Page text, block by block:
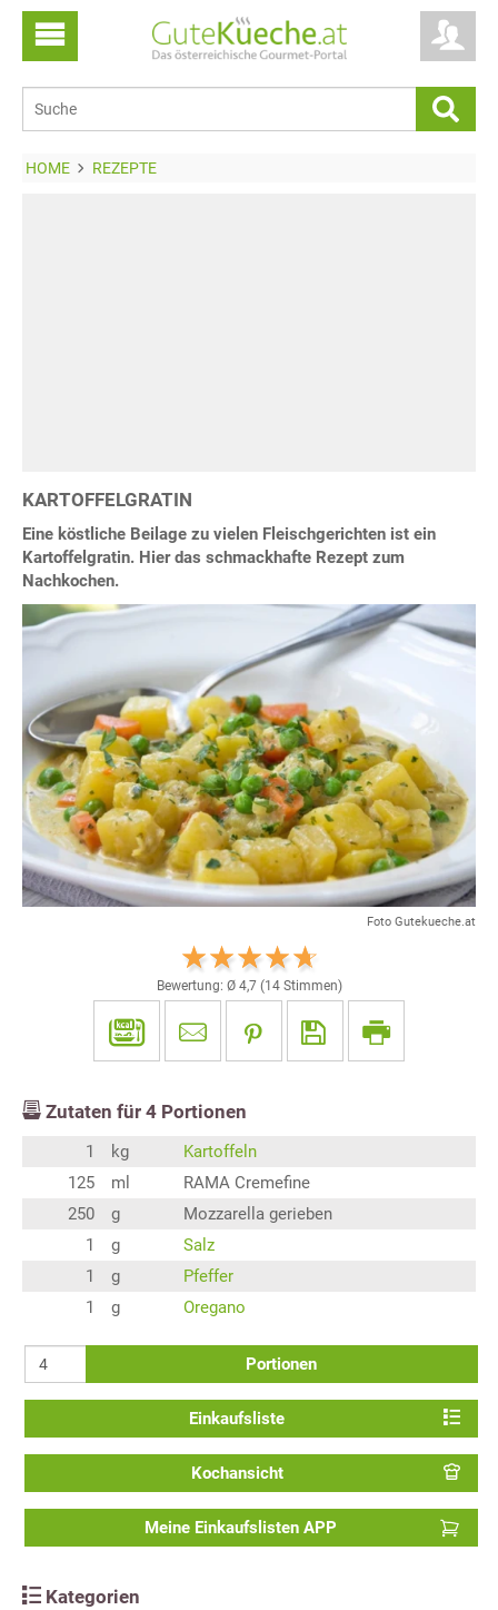
HOME REZEPTE
KARTOFFELGRATIN
Eine köstliche Beilage zu vielen Fleischgerichten ist ein
Kartoffelgratin. Hier das schmackhafte Rezept zum
Nachkochen.
Foto Gutekueche.at
Bewertung: Ø 4,7(14Stimmen)
Zutaten für 4 Portionen
1 kg
Kartoffeln
125
ml
RAMA Cremefine
250
g
Mozzarella gerieben
1
g
Salz
1
g
Pfeffer
1
g Oregano
Portionen
Einkaufsliste
Kochansicht
Meine Einkaufslisten APP
Kategorien